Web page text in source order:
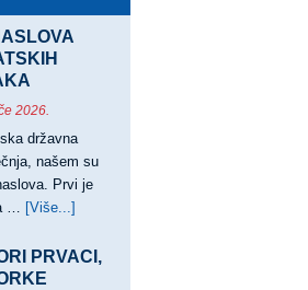
2026.
državna
našem su
Prvi je
… [Više...]
NASLOVA
PRVACI,